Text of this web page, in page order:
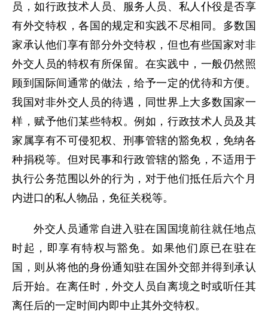
员，如行政技术人员、服务人员、私人仆役是否享
有外交特权，各国的规定和实践不尽相同。多数国
家承认他们享有部分外交特权，但也有些国家对非
外交人员的特权有所保留。在实践中，一般仍然照
顾到国际间通常的做法，给予一定的优待和方便。
我国对非外交人员的待遇，同世界上大多数国家一
样，赋予他们某些特权。例如，行政技术人员及其
家属享有不可侵犯权、刑事管辖的豁免权，免纳各
种捐税等。但对民事和行政管辖的豁免，不适用于
执行公务范围以外的行为，对于他们抵任后六个月
内进口的私人物品，免征关税等。
外交人员通常自进入驻在国国境前往就任地点
时起，即享有特权与豁免。如果他们原已在驻在
国，则从将他的身份通知驻在国外交部并得到承认
后开始。在离任时，外交人员自离境之时或听任其
离任后的一定时间内即中止其外交特权。